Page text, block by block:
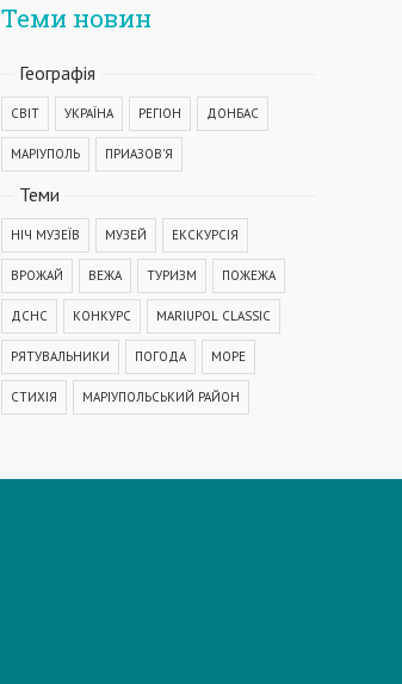
Теми новин
Географiя
СВІТ УКРАЇНА РЕГІОН ДОНБАС
МАРІУПОЛЬ ПРИАЗОВ'Я
Теми
НІЧ МУЗЕЇВ МУЗЕЙ ЕКСКУРСІЯ
ВРОЖАЙ ВЕЖА ТУРИЗМ ПОЖЕЖА
ДСНС КОНКУРС MARIUPOL CLASSIC
РЯТУВАЛЬНИКИ ПОГОДА МОРЕ
СТИХІЯ МАРІУПОЛЬСЬКИЙ РАЙОН
ПОЛІЦІЯ ПОДІЯ АВАРІЯ МЕДИЦИНА